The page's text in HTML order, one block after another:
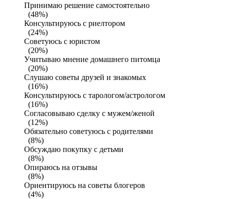
Принимаю решение самостоятельно
(48%)
Консультируюсь с риелтором
(24%)
Советуюсь с юристом
(20%)
Учитываю мнение домашнего питомца
(20%)
Слушаю советы друзей и знакомых
(16%)
Консультируюсь с тарологом/астрологом
(16%)
Согласовываю сделку с мужем/женой
(12%)
Обязательно советуюсь с родителями
(8%)
Обсуждаю покупку с детьми
(8%)
Опираюсь на отзывы
(8%)
Ориентируюсь на советы блогеров
(4%)